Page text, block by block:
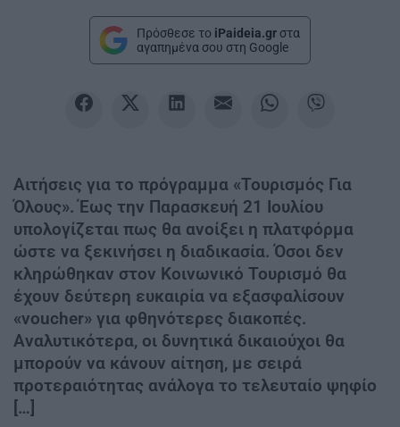
Πρόσθεσε το iPaideia.gr στα
αγαπημένα σου στη Google
Αιτήσεις για το πρόγραμμα «Τουρισμός Για
Όλους». Έως την Παρασκευή 21 Ιουλίου
υπολογίζεται πως θα ανοίξει η πλατφόρμα
ώστε να ξεκινήσει η διαδικασία. Όσοι δεν
κληρώθηκαν στον Κοινωνικό Τουρισμό θα
έχουν δεύτερη ευκαιρία να εξασφαλίσουν
«voucher» για φθηνότερες διακοπές.
Αναλυτικότερα, οι δυνητικά δικαιούχοι θα
μπορούν να κάνουν αίτηση, με σειρά
προτεραιότητας ανάλογα το τελευταίο ψηφίο
[…]